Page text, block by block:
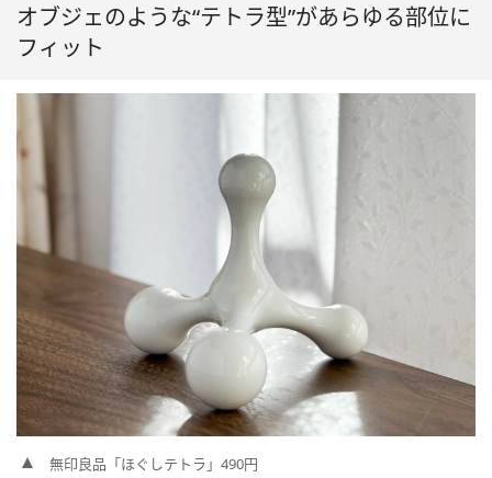
オブジェのような“テトラ型”があらゆる部位に
フィット
無印良品「ほぐしテトラ」490円